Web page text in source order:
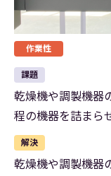
作業性
課題
乾燥機や調製機器
程の機器を詰まら
解決
乾燥機や調製機器